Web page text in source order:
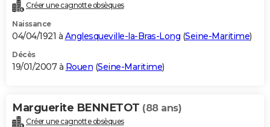
Créer une cagnotte obsèques
Naissance
04/04/1921 à Anglesqueville-la-Bras-Long (Seine-Maritime)
Décès
19/01/2007 à Rouen (Seine-Maritime)
Marguerite BENNETOT (88 ans)
Créer une cagnotte obsèques